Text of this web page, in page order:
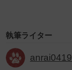
執筆ライター
anrai0419